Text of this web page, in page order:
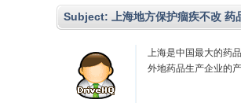
Subject: 上海地方保护痼疾不改
上海是中国最大的药
外地药品生产企业的